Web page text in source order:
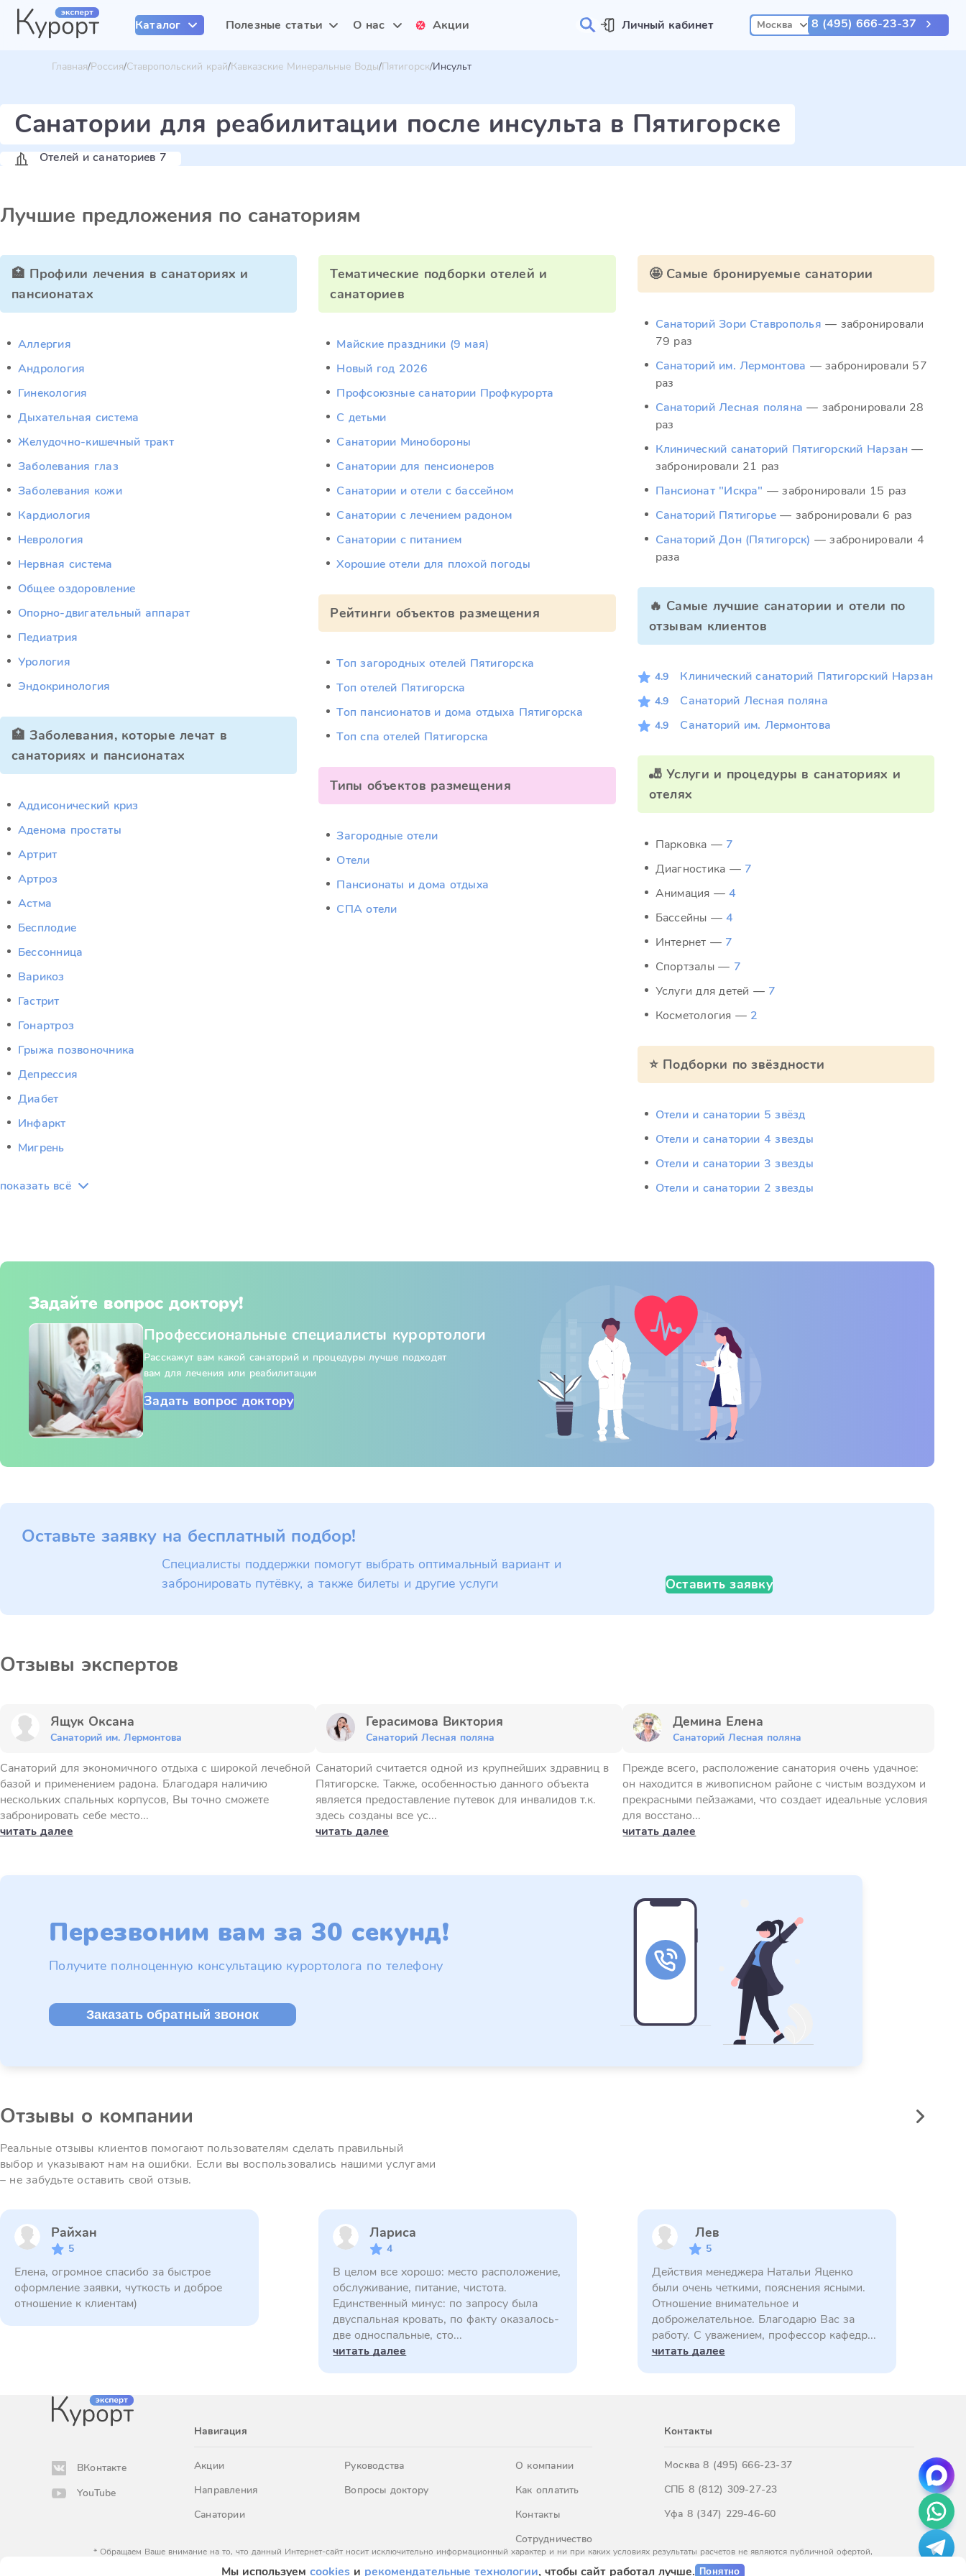
Мы используемcookies и рекомендательные технологии, чтобы сайт работал лучше. Понятно
Каталог Полезные статьи О нас Акции Личный кабинет Москва 8 (495) 666-23-37
Главная Россия Ставропольский край Кавказские Минеральные Воды Пятигорск Инсульт
Санатории для реабилитации после инсульта в Пятигорске
Отелей и санаториев 7
Лучшие предложения по санаториям
🏥 Профили лечения в санаториях и
пансионатах
Аллергия
Андрология
Гинекология
Дыхательная система
Желудочно-кишечный тракт
Заболевания глаз
Заболевания кожи
Кардиология
Неврология
Нервная система
Общее оздоровление
Опорно-двигательный аппарат
Педиатрия
Урология
Эндокринология
🏥 Заболевания, которые лечат в
санаториях и пансионатах
Аддисонический криз
Аденома простаты
Артрит
Артроз
Астма
Бесплодие
Бессонница
Варикоз
Гастрит
Гонартроз
Грыжа позвоночника
Депрессия
Диабет
Инфаркт
Мигрень
показать всё
Тематические подборки отелей и
санаториев
Майские праздники (9 мая)
Новый год 2026
Профсоюзные санатории Профкурорта
С детьми
Санатории Минобороны
Санатории для пенсионеров
Санатории и отели с бассейном
Санатории с лечением радоном
Санатории с питанием
Хорошие отели для плохой погоды
Рейтинги объектов размещения
Топ загородных отелей Пятигорска
Топ отелей Пятигорска
Топ пансионатов и дома отдыха Пятигорска
Топ спа отелей Пятигорска
Типы объектов размещения
Загородные отели
Отели
Пансионаты и дома отдыха
СПА отели
🤩 Самые бронируемые санатории
Санаторий Зори Ставрополья — забронировали
79 раз
Санаторий им. Лермонтова — забронировали 57
раз
Санаторий Лесная поляна — забронировали 28
раз
Клинический санаторий Пятигорский Нарзан —
забронировали 21 раз
Пансионат "Искра" — забронировали 15 раз
Санаторий Пятигорье — забронировали 6 раз
Санаторий Дон (Пятигорск) — забронировали 4
раза
🔥 Самые лучшие санатории и отели по
отзывам клиентов
4.9 Клинический санаторий Пятигорский Нарзан
4.9 Санаторий Лесная поляна
4.9 Санаторий им. Лермонтова
🎳 Услуги и процедуры в санаториях и
отелях
Парковка — 7
Диагностика — 7
Анимация —4
Бассейны —4
Интернет — 7
Спортзалы — 7
Услуги для детей — 7
Косметология — 2
⭐ Подборки по звёздности
Отели и санатории 5 звёзд
Отели и санатории 4 звезды
Отели и санатории 3 звезды
Отели и санатории 2 звезды
Задайте вопрос доктору!
Профессиональные специалисты курортологи
Расскажут вам какой санаторий и процедуры лучше подходят
вам для лечения или реабилитации
Задать вопрос доктору
Оставьте заявку на бесплатный подбор!
Специалисты поддержки помогут выбрать оптимальный вариант и
забронировать путёвку, а также билеты и другие услуги
Оставить заявку
Отзывы экспертов
Ящук Оксана
Санаторий им. Лермонтова
Санаторий для экономичного отдыха с широкой лечебной
базой и применением радона. Благодаря наличию
нескольких спальных корпусов, Вы точно сможете
забронировать себе место...
читать далее
Герасимова Виктория
Санаторий Лесная поляна
Санаторий считается одной из крупнейших здравниц в
Пятигорске. Также, особенностью данного объекта
является предоставление путевок для инвалидов т.к.
здесь созданы все ус...
читать далее
Демина Елена
Санаторий Лесная поляна
Прежде всего, расположение санатория очень удачное:
он находится в живописном районе с чистым воздухом и
прекрасными пейзажами, что создает идеальные условия
для восстано...
читать далее
Перезвоним вам за 30 секунд!
Получите полноценную консультацию курортолога по телефону
Заказать обратный звонок
Отзывы о компании
Реальные отзывы клиентов помогают пользователям сделать правильный
выбор и указывают нам на ошибки. Если вы воспользовались нашими услугами
– не забудьте оставить свой отзыв.
Райхан
5
Елена, огромное спасибо за быстрое
оформление заявки, чуткость и доброе
отношение к клиентам)
Лариса
4
В целом все хорошо: место расположение,
обслуживание, питание, чистота.
Единственный минус: по запросу была
двуспальная кровать, по факту оказалось-
две односпальные, сто...
читать далее
Лев
5
Действия менеджера Натальи Яценко
были очень четкими, пояснения ясными.
Отношение внимательное и
доброжелательное. Благодарю Вас за
работу. С уважением, профессор кафедр...
читать далее
ВКонтакте
YouTube
Навигация
Акции
Направления
Санатории
Руководства
Вопросы доктору
О компании
Как оплатить
Контакты
Сотрудничество
Контакты
Москва8 (495) 666-23-37
СПБ 8 (812) 309-27-23
Уфа 8 (347) 229-46-60
* Обращаем Ваше внимание на то, что данный Интернет-сайт носит исключительно информационный характер и ни при каких условиях результаты расчетов не являются публичной офертой,
определяемой положениями Статьи 437 Гражданского кодекса Российской Федерации. За окончательным расчетом обращайтесь к нашим менеджерам.